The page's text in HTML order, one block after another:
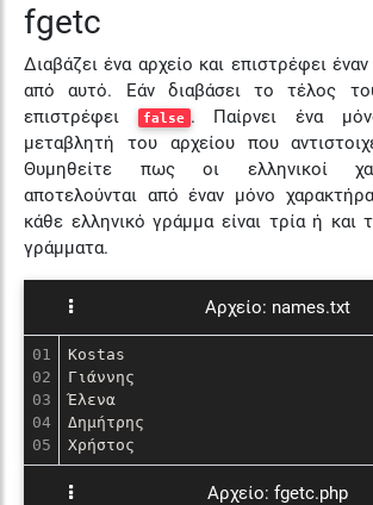
fgetc
Διαβάζει ένα αρχείο και επιστρέφει
από αυτό. Εάν διαβάσει το τέλος
επιστρέφει
false . Παίρνει ένα
μεταβλητή του αρχείου που
Θυμηθείτε πως οι ελληνικοί
αποτελούνται από έναν μόνο
κάθε ελληνικό γράμμα είναι τρία ή και
γράμματα.
Αρχείο: names.txt
01
02
03
04
Kostas
Γιάννης
Έλενα
Δημήτρης
Χρήστος
Αρχείο: fgetc.php